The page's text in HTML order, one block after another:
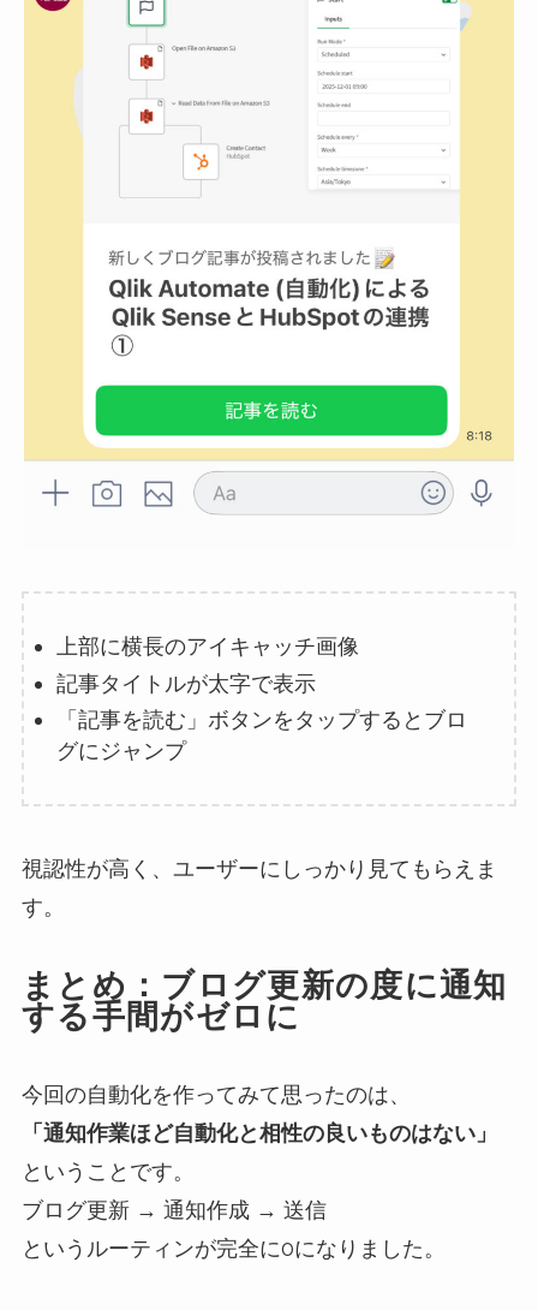
上部に横長のアイキャッチ画像
記事タイトルが太字で表示
「記事を読む」ボタンをタップするとブロ
グにジャンプ
視認性が高く、ユーザーにしっかり見てもらえま
す。
まとめ：ブログ更新の度に通知
する手間がゼロに
今回の自動化を作ってみて思ったのは、
「通知作業ほど自動化と相性の良いものはない」
ということです。
ブログ更新 → 通知作成 → 送信
というルーティンが完全に0になりました。